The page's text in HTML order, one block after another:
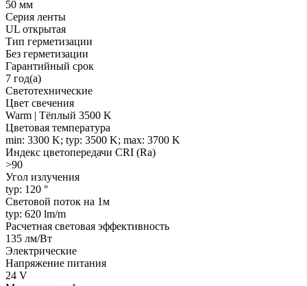
50 мм
Серия ленты
UL открытая
Тип герметизации
Без герметизации
Гарантийный срок
7 год(а)
Светотехнические
Цвет свечения
Warm | Тёплый 3500 K
Цветовая температура
min: 3300 K; typ: 3500 K; max: 3700 K
Индекс цветопередачи CRI (Ra)
>90
Угол излучения
typ: 120 °
Световой поток на 1м
typ: 620 lm/m
Расчетная световая эффективность
135 лм/Вт
Электрические
Напряжение питания
24 V